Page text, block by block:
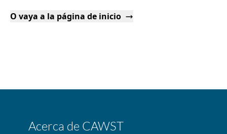
O vaya a la página de inicio
Acerca de CAWST